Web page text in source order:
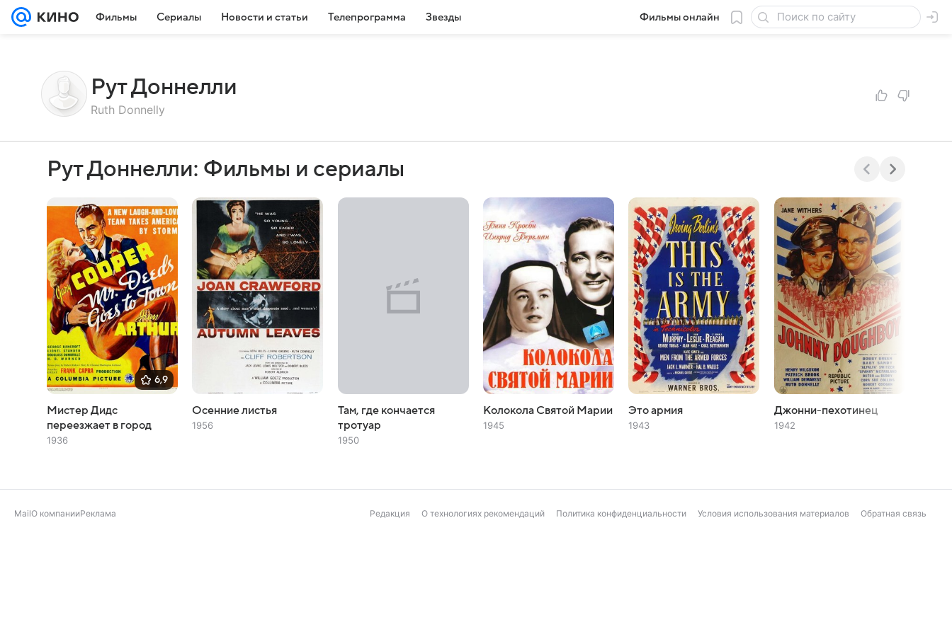
Фильмы Сериалы Новости и статьи Телепрограмма Звезды Фильмы онлайн
Рут Доннелли
Ruth Donnelly
Рут Доннелли: Фильмы и сериалы
6,9
Мистер Дидс
переезжает в город
1936
Осенние листья
1956
Там, где кончается
тротуар
1950
Колокола Святой Марии
1945
Это армия
1943
Джонни-пехотинец
1942
MailО компанииРеклама Редакция О технологиях рекомендаций Политика конфиденциальности Условия использования материалов Обратная связь